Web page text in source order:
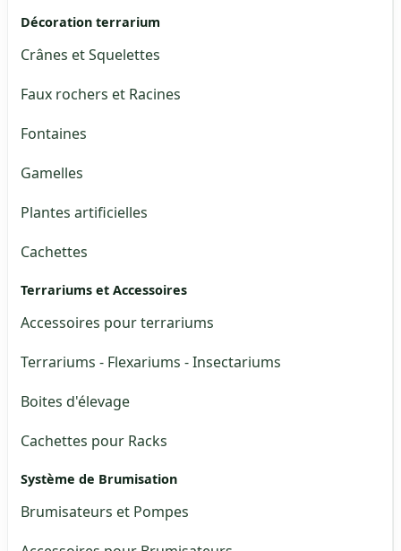
Décoration terrarium
Crânes et Squelettes
Faux rochers et Racines
Fontaines
Gamelles
Plantes artificielles
Cachettes
Terrariums et Accessoires
Accessoires pour terrariums
Terrariums - Flexariums - Insectariums
Boites d'élevage
Cachettes pour Racks
Système de Brumisation
Brumisateurs et Pompes